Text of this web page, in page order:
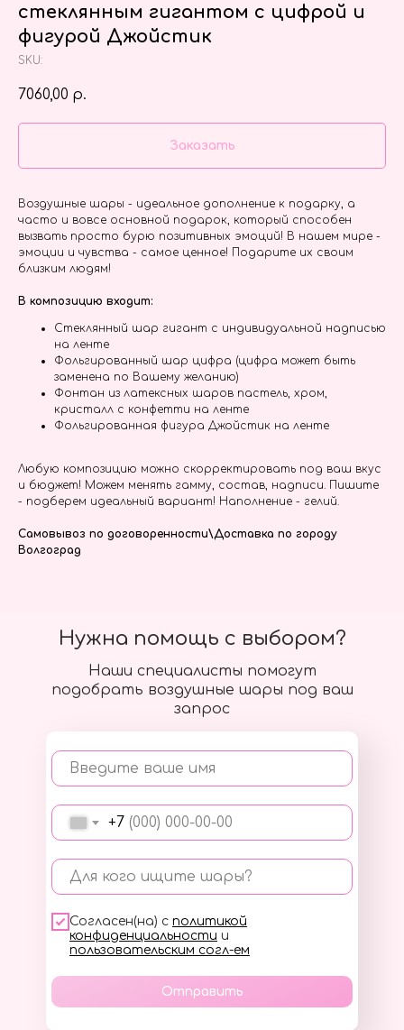
стеклянным гигантом с цифрой и
фигурой Джойстик
SKU:
7060,00 р.
Заказать
Воздушные шары - идеальное дополнение к подарку, а
часто и вовсе основной подарок, который способен
вызвать просто бурю позитивных эмоций! В нашем мире -
эмоции и чувства - самое ценное! Подарите их своим
близким людям!
В композицию входит:
Стеклянный шар гигант с индивидуальной надписью
на ленте
Фольгированный шар цифра (цифра может быть
заменена по Вашему желанию)
Фонтан из латексных шаров пастель, хром,
кристалл с конфетти на ленте
Фольгированная фигура Джойстик на ленте
Любую композицию можно скорректировать под ваш вкус
и бюджет! Можем менять гамму, состав, надписи. Пишите
- подберем идеальный вариант! Наполнение - гелий.
Самовывоз по договоренности\Доставка по городу
Волгоград
Наши специалисты помогут
подобрать воздушные шары под ваш
запрос
Введите ваше имя
+7
Для кого ищите шары?
Согласен(на) с политикой
конфиденциальности и
пользовательским согл-ем
Отправить
Нужна помощь с выбором?